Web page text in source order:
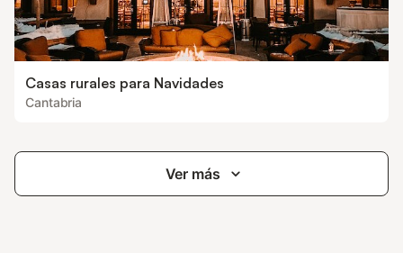
Casas rurales para Navidades
Cantabria
Ver más